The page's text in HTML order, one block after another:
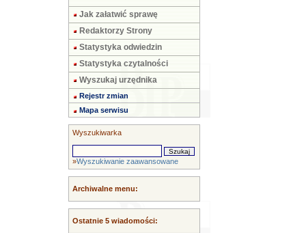
Jak załatwić sprawę
Redaktorzy Strony
Statystyka odwiedzin
Statystyka czytalności
Wyszukaj urzędnika
Rejestr zmian
Mapa serwisu
Wyszukiwarka
»Wyszukiwanie zaawansowane
Archiwalne menu:
Ostatnie 5 wiadomości: